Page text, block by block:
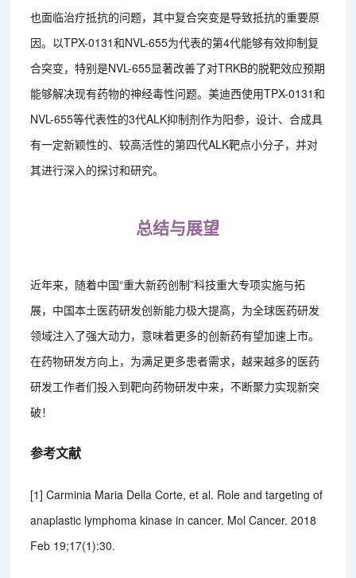
也面临治疗抵抗的问题，其中复合突变是导致抵抗的重要原
因。以TPX-0131和NVL-655为代表的第4代能够有效抑制复
合突变，特别是NVL-655显著改善了对TRKB的脱靶效应预期
能够解决现有药物的神经毒性问题。美迪西使用TPX-0131和
NVL-655等代表性的3代ALK抑制剂作为阳参，设计、合成具
有一定新颖性的、较高活性的第四代ALK靶点小分子，并对
其进行深入的探讨和研究。
总结与展望
近年来，随着中国“重大新药创制”科技重大专项实施与拓
展，中国本土医药研发创新能力极大提高，为全球医药研发
领域注入了强大动力，意味着更多的创新药有望加速上市。
在药物研发方向上，为满足更多患者需求，越来越多的医药
研发工作者们投入到靶向药物研发中来，不断聚力实现新突
破！
参考文献
[1] Carminia Maria Della Corte, et al. Role and targeting of
anaplastic lymphoma kinase in cancer. Mol Cancer. 2018
Feb 19;17(1):30.